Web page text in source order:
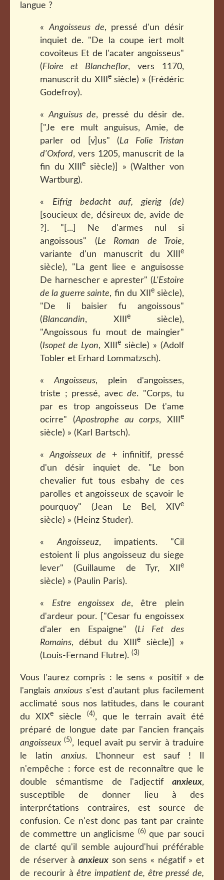
langue ?
«Angoisseus de, pressé d'un désir
inquiet de. "De la coupe iert molt
covoiteus Et de l'acater angoisseus"
(Floire et Blancheflor, vers 1170,
manuscrit du XIII
esiècle) » (Frédéric
Godefroy).
«Anguisus de, pressé du désir de.
["Je ere mult anguisus, Amie, de
parler od [v]us" (La Folie Tristan
d'Oxford, vers 1205, manuscrit de la
fin du XIIIe
siècle)] » (Walther von
Wartburg).
« Eifrig bedacht auf, gierig (de)
[soucieux de, désireux de, avide de
?]. "[...] Ne d'armes nul si
angoissous" (Le Roman de Troie,
variante d'un manuscrit du XIII
e
siècle), "La gent liee e anguisosse
De harnescher e aprester" (L'Estoire
de la guerre sainte, fin du XII esiècle),
"De li baisier fu angoissous"
(Blancandin, XIII e
siècle),
"Angoissous fu mout de maingier"
(Isopet de Lyon, XIII e siècle) » (Adolf
Tobler et Erhard Lommatzsch).
«Angoisseus, plein d'angoisses,
triste ; pressé, avec de. "Corps, tu
par es trop angoisseus De t'ame
ocirre" (Apostrophe au corps, XIII e
siècle) » (Karl Bartsch).
«Angoisseux de + infinitif, pressé
d'un désir inquiet de. "Le bon
chevalier fut tous esbahy de ces
parolles et angoisseux de sçavoir le
pourquoy" (Jean Le Bel, XIVe
siècle) » (Heinz Studer).
«Angoisseuz, impatients. "Cil
estoient li plus angoisseuz du siege
lever" (Guillaume de Tyr, XII
e
siècle) » (Paulin Paris).
« Estre engoissex de, être plein
d'ardeur pour. ["Cesar fu engoissex
d'aler en Espaigne" (Li Fet des
Romains, début du XIIIe
siècle)] »
(Louis-Fernand Flutre). (3)
Vous l'aurez compris : le sens « positif » de
l'anglais anxious s'est d'autant plus facilement
acclimaté sous nos latitudes, dans le courant
du XIXesiècle (4), que le terrain avait été
préparé de longue date par l'ancien français
angoisseux (5), lequel avait pu servir à traduire
le latin anxius. L'honneur est sauf ! Il
n'empêche : force est de reconnaître que le
double sémantisme de l'adjectif anxieux,
susceptible de donner lieu à des
interprétations contraires, est source de
confusion. Ce n'est donc pas tant par crainte
de commettre un anglicisme (6) que par souci
de clarté qu'il semble aujourd'hui préférable
de réserver à anxieux son sens « négatif » et
de recourir àêtre impatient de, être pressé de,